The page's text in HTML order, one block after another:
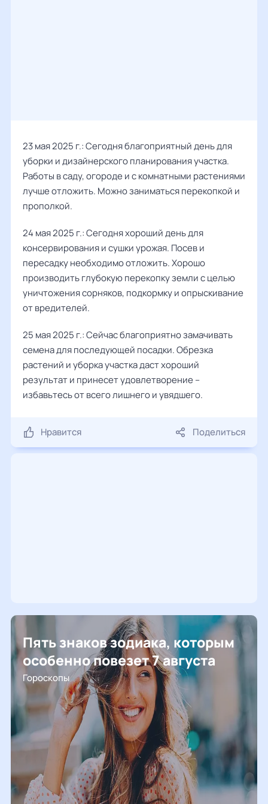
23 мая 2025 г.: Сегодня благоприятный день для
уборки и дизайнерского планирования участка.
Работы в саду, огороде и с комнатными растениями
лучше отложить. Можно заниматься перекопкой и
прополкой.
24 мая 2025 г.: Сегодня хороший день для
консервирования и сушки урожая. Посев и
пересадку необходимо отложить. Хорошо
производить глубокую перекопку земли с целью
уничтожения сорняков, подкормку и опрыскивание
от вредителей.
25 мая 2025 г.: Сейчас благоприятно замачивать
семена для последующей посадки. Обрезка
растений и уборка участка даст хороший
результат и принесет удовлетворение –
избавьтесь от всего лишнего и увядшего.
Нравится Поделиться
Пять знаков зодиака, которым
особенно повезет 7 августа
Гороскопы